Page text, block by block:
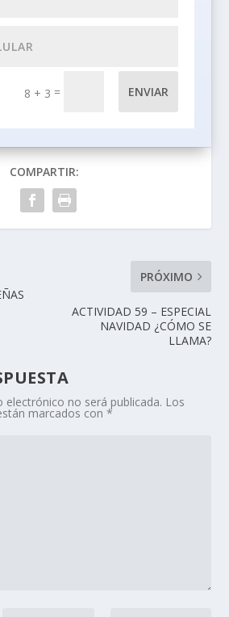
8 + 3 = ENVIAR
COMPARTIR:
PRÓXIMO
ACTIVIDAD 59 – ESPECIAL
NAVIDAD ¿CÓMO SE
LLAMA?
electrónico no será publicada. Los
marcados con*